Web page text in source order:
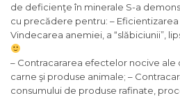
de deficienţe în minerale S-a
cu precădere pentru: –
Vindecarea anemiei, a “slăbiciunii”,
– Contracararea efectelor nocive ale
carne şi produse animale; –
consumului de produse rafinate,